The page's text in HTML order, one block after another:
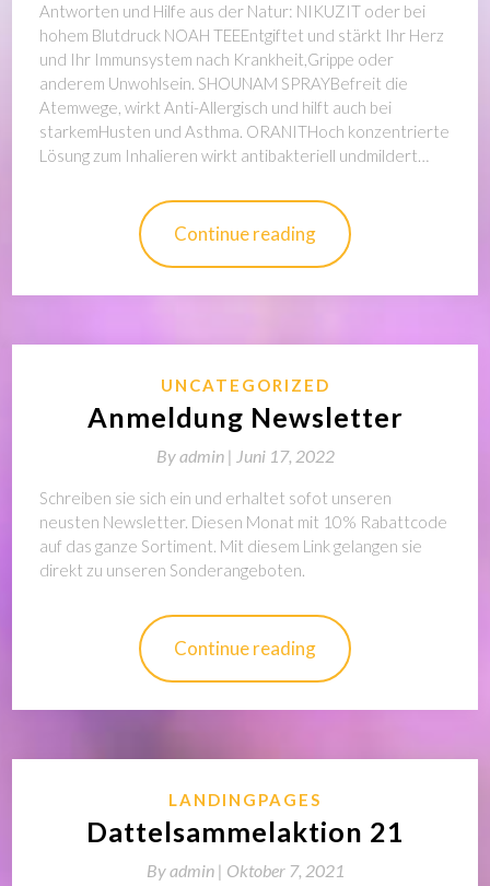
Antworten und Hilfe aus der Natur: NIKUZIT oder bei
hohem Blutdruck NOAH TEEEntgiftet und stärkt Ihr Herz
und Ihr Immunsystem nach Krankheit,Grippe oder
anderem Unwohlsein. SHOUNAM SPRAYBefreit die
Atemwege, wirkt Anti-Allergisch und hilft auch bei
starkemHusten und Asthma. ORANITHoch konzentrierte
Lösung zum Inhalieren wirkt antibakteriell undmildert…
Continue reading
UNCATEGORIZED
Anmeldung Newsletter
Byadmin | Juni 17, 2022
Schreiben sie sich ein und erhaltet sofot unseren
neusten Newsletter. Diesen Monat mit 10% Rabattcode
auf das ganze Sortiment. Mit diesem Link gelangen sie
direkt zu unseren Sonderangeboten.
Continue reading
LANDINGPAGES
Dattelsammelaktion 21
Byadmin | Oktober 7, 2021